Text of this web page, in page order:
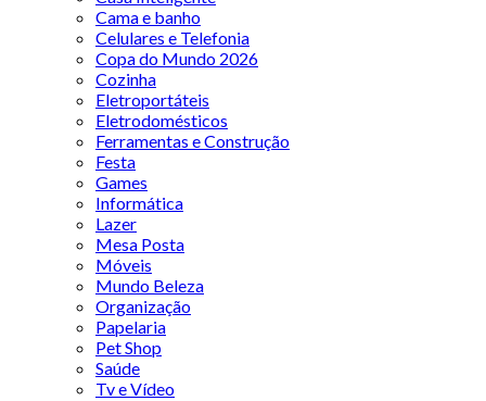
Cama e banho
Celulares e Telefonia
Copa do Mundo 2026
Cozinha
Eletroportáteis
Eletrodomésticos
Ferramentas e Construção
Festa
Games
Informática
Lazer
Mesa Posta
Móveis
Mundo Beleza
Organização
Papelaria
Pet Shop
Saúde
Tv e Vídeo